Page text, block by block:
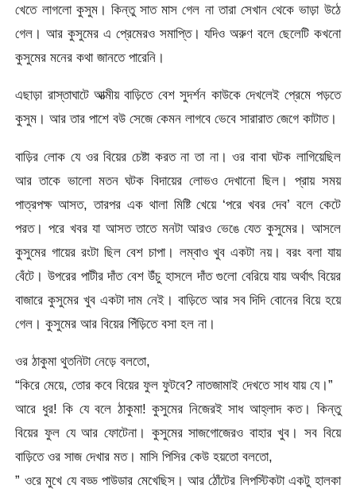
খেতে লাগলো কুসুম। কিন্তু সাত মাস গেল না তারা সেখান থেকে ভাড়া উঠে
গেল। আর কুসুমের এ প্রেমেরও সমাপ্তি। যদিও অরুণ বলে ছেলেটি কখনো
কুসুমের মনের কথা জানতে পারেনি।
এছাড়া রাস্তাঘাটে আত্মীয় বাড়িতে বেশ সুদর্শন কাউকে দেখলেই প্রেমে পড়তে
কুসুম। আর তার পাশে বউ সেজে কেমন লাগবে ভেবে সারারাত জেগে কাটাত।
বাড়ির লোক যে ওর বিয়ের চেষ্টা করত না তা না। ওর বাবা ঘটক লাগিয়েছিল
আর তাকে ভালো মতন ঘটক বিদায়ের লোভও দেখানো ছিল। প্রায় সময়
পাত্রপক্ষ আসত, তারপর এক থালা মিষ্টি খেয়ে ‘পরে খবর দেব’ বলে কেটে
পরত। পরে খবর যা আসত তাতে মনটা আরও ভেঙে যেত কুসুমের। আসলে
কুসুমের গায়ের রংটা ছিল বেশ চাপা। লম্বাও খুব একটা নয়। বরং বলা যায়
বেঁটে। উপরের পাটীর দাঁত বেশ উঁচু হাসলে দাঁত গুলো বেরিয়ে যায় অর্থাৎ বিয়ের
বাজারে কুসুমের খুব একটা দাম নেই। বাড়িতে আর সব দিদি বোনের বিয়ে হয়ে
গেল। কুসুমের আর বিয়ের পিঁড়িতে বসা হল না।
ওর ঠাকুমা থুতনিটা নেড়ে বলতো,
“কিরে মেয়ে, তোর কবে বিয়ের ফুল ফুটবে? নাতজামাই দেখতে সাধ যায় যে।”
আরে ধুর! কি যে বলে ঠাকুমা! কুসুমের নিজেরই সাধ আহ্লাদ কত। কিন্তু
বিয়ের ফুল যে আর ফোটেনা। কুসুমের সাজগোজেরও বাহার খুব। সব বিয়ে
বাড়িতে ওর সাজ দেখার মত। মাসি পিসির কেউ হয়তো বলতো,
” ওরে মুখে যে বড্ড পাউডার মেখেছিস। আর ঠোঁটের লিপস্টিকটা একটু হালকা